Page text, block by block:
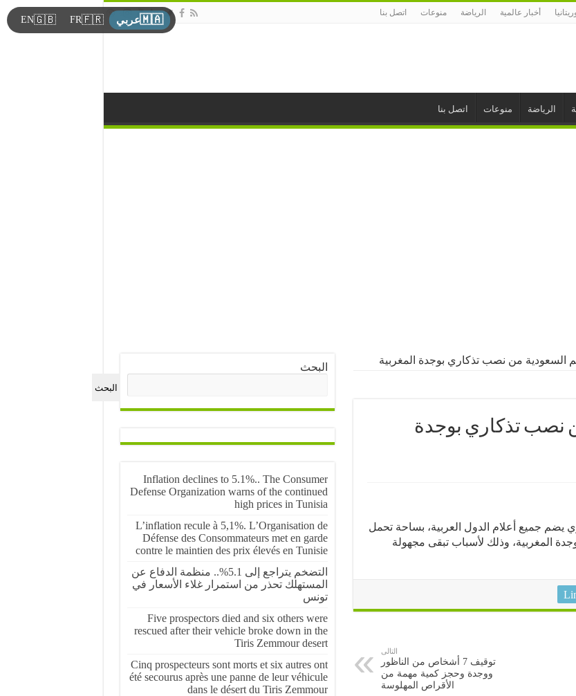
أخبار عالمية الرياضة منوعات اتصل بنا
الرياضة منوعات اتصل بنا
السعودية من نصب تذكاري بوجدة المغربية
نصب تذكاري بوجدة
جميع أعلام الدول العربية، بساحة تحمل
الثقافة العربية 2018″ بمدينة وجدة المغربية، وذلك لأسباب تبقى مجهولة
التالى
توقيف 7 أشخاص من الناظور
ووجدة وحجز كمية مهمة من
الأقراص المهلوسة
البحث
البحث
Inflation declines to 5.1%.. The Consumer
Defense Organization warns of the continued
high prices in Tunisia
L’inflation recule à 5,1%. L’Organisation de
Défense des Consommateurs met en garde
contre le maintien des prix élevés en Tunisie
التضخم يتراجع إلى 5.1%.. منظمة الدفاع عن
المستهلك تحذر من استمرار غلاء الأسعار في
تونس
Five prospectors died and six others were
rescued after their vehicle broke down in the
Tiris Zemmour desert
Cinq prospecteurs sont morts et six autres ont
été secourus après une panne de leur véhicule
dans le désert du Tiris Zemmour
🇲🇦عربي 🇫🇷
FR
🇬🇧
EN